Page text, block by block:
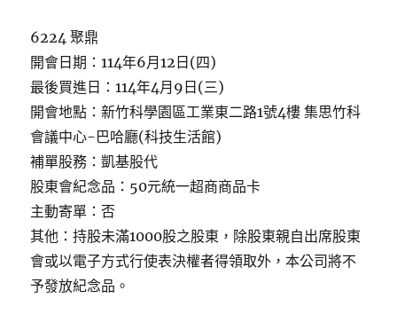
6224 聚鼎
開會日期：114年6月12日(四)
最後買進日：114年4月9日(三)
開會地點：新竹科學園區工業東二路1號4樓 集思竹科
會議中心-巴哈廳(科技生活館)
補單股務：凱基股代
股東會紀念品：50元統一超商商品卡
主動寄單：否
其他：持股未滿1000股之股東，除股東親自出席股東
會或以電子方式行使表決權者得領取外，本公司將不
予發放紀念品。